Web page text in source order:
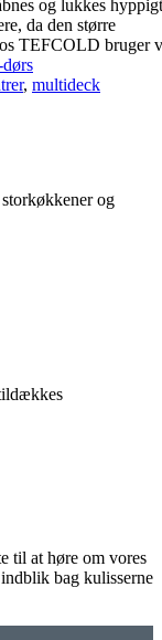
og lukkes
da den større
TEFCOLD bruger
, multideck
og
til at høre om vores
bag kulisserne